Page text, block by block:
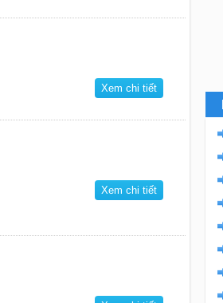
Xem chi tiết
Xem chi tiết